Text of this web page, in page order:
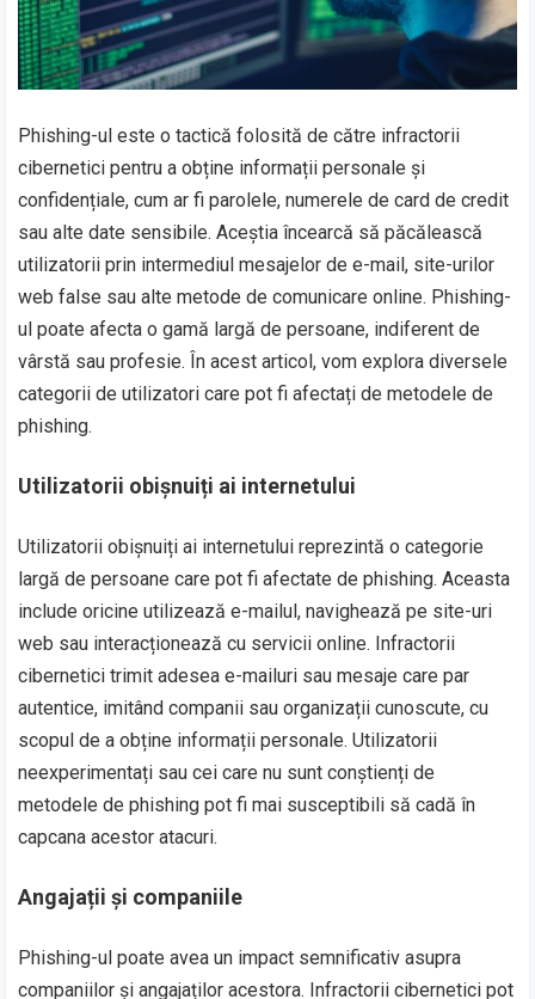
Phishing-ul este o tactică folosită de către infractorii
cibernetici pentru a obține informații personale și
confidențiale, cum ar fi parolele, numerele de card de credit
sau alte date sensibile. Aceștia încearcă să păcălească
utilizatorii prin intermediul mesajelor de e-mail, site-urilor
web false sau alte metode de comunicare online. Phishing-
ul poate afecta o gamă largă de persoane, indiferent de
vârstă sau profesie. În acest articol, vom explora diversele
categorii de utilizatori care pot fi afectați de metodele de
phishing.
Utilizatorii obișnuiți ai internetului
Utilizatorii obișnuiți ai internetului reprezintă o categorie
largă de persoane care pot fi afectate de phishing. Aceasta
include oricine utilizează e-mailul, navighează pe site-uri
web sau interacționează cu servicii online. Infractorii
cibernetici trimit adesea e-mailuri sau mesaje care par
autentice, imitând companii sau organizații cunoscute, cu
scopul de a obține informații personale. Utilizatorii
neexperimentați sau cei care nu sunt conștienți de
metodele de phishing pot fi mai susceptibili să cadă în
capcana acestor atacuri.
Angajații și companiile
Phishing-ul poate avea un impact semnificativ asupra
companiilor și angajaților acestora. Infractorii cibernetici pot